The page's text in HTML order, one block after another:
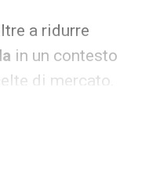
a ridurre
in un contesto
di mercato.
che